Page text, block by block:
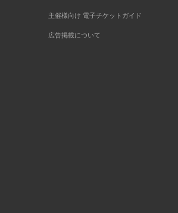
主催様向け 電子チケットガイド
広告掲載について